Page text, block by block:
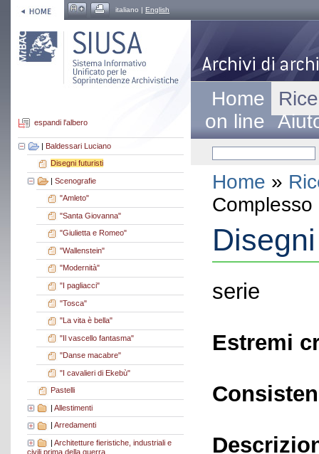
italiano | English
espandi l'albero
| Baldessari Luciano
Disegni futuristi
| Scenografie
"Amleto"
"Santa Giovanna"
"Giulietta e Romeo"
"Wallenstein"
"Modernità"
"I pagliacci"
"Tosca"
"La vita è bella"
"Il vascello fantasma"
"Danse macabre"
"I cavalieri di Ekebù"
Pastelli
| Allestimenti
Arredamenti
| Architetture fieristiche, industriali e
civili prima della guerra
Home
on line
Home »
serie
Estremi